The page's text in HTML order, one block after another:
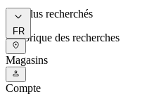
Les plus recherchés
Historique des recherches
FR
Magasins
Compte